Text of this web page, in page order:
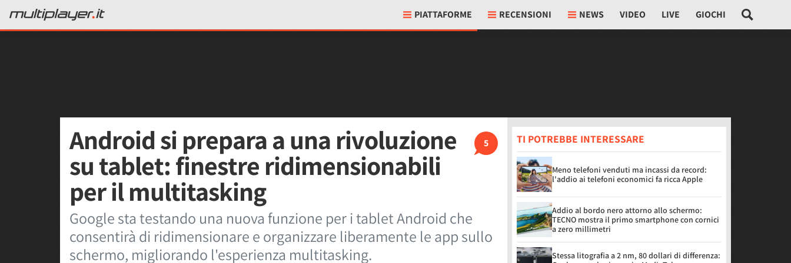
PIATTAFORME RECENSIONI NEWS VIDEO LIVE GIOCHI
5
Android si prepara a una rivoluzione
su tablet: finestre ridimensionabili
per il multitasking
Google sta testando una nuova funzione per i tablet Android che
consentirà di ridimensionare e organizzare liberamente le app sullo
schermo, migliorando l'esperienza multitasking.
TI POTREBBE INTERESSARE
Meno telefoni venduti ma incassi da record:
l'addio ai telefoni economici fa ricca Apple
Addio al bordo nero attorno allo schermo:
TECNO mostra il primo smartphone con cornici
a zero millimetri
Stessa litografia a 2 nm, 80 dollari di differenza: